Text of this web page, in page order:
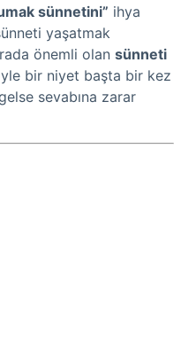
sünnetini” ihya
yaşatmak
önemli olan sünneti
bir niyet başta bir kez
sevabına zarar